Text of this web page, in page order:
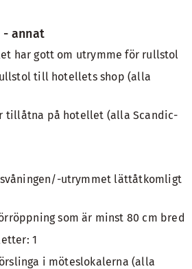
- annat
har gott om utrymme för rullstol
till hotellets shop (alla
tillåtna på hotellet (alla Scandic-
utrymmet lättåtkomligt
som är minst 80 cm bred
1
i möteslokalerna (alla